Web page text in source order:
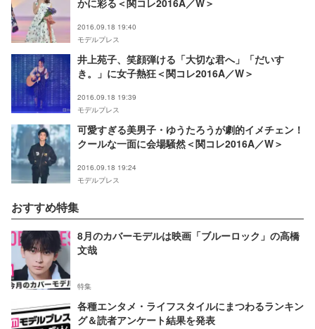
かに彩る＜関コレ2016A／W＞
2016.09.18 19:40
モデルプレス
井上苑子、笑顔弾ける「大切な君へ」「だいす
き。」に女子熱狂＜関コレ2016A／W＞
2016.09.18 19:39
モデルプレス
可愛すぎる美男子・ゆうたろうが劇的イメチェン！
クールな一面に会場騒然＜関コレ2016A／W＞
2016.09.18 19:24
モデルプレス
おすすめ特集
8月のカバーモデルは映画「ブルーロック」の高橋
文哉
特集
各種エンタメ・ライフスタイルにまつわるランキン
グ＆読者アンケート結果を発表